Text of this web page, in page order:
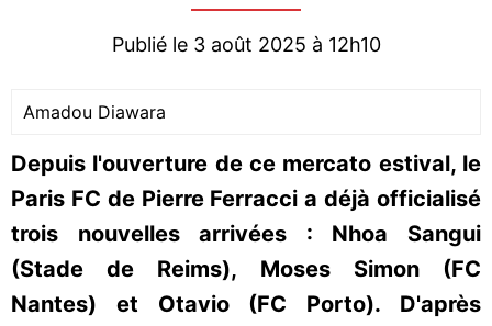
Publié le 3 août 2025 à 12h10
Amadou Diawara
Depuis l'ouverture de ce mercato estival, le
Paris FC de Pierre Ferracci a déjà officialisé
trois nouvelles arrivées : Nhoa Sangui
(Stade de Reims), Moses Simon (FC
Nantes) et Otavio (FC Porto). D'après